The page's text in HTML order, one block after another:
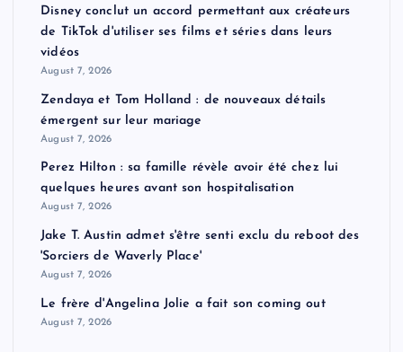
Disney conclut un accord permettant aux créateurs
de TikTok d'utiliser ses films et séries dans leurs
vidéos
August 7, 2026
Zendaya et Tom Holland : de nouveaux détails
émergent sur leur mariage
August 7, 2026
Perez Hilton : sa famille révèle avoir été chez lui
quelques heures avant son hospitalisation
August 7, 2026
Jake T. Austin admet s'être senti exclu du reboot des
'Sorciers de Waverly Place'
August 7, 2026
Le frère d'Angelina Jolie a fait son coming out
August 7, 2026